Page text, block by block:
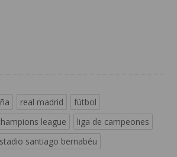
real madrid
fútbol
league
liga de campeones
santiago bernabéu